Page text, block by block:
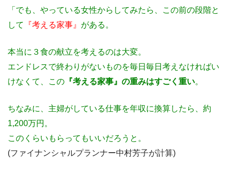
「でも、やっている女性からしてみたら、この前の段階と
して
『考える家事』 がある。
本当に３食の献立を考えるのは大変。
エンドレスで終わりがないものを毎日毎日考えなければい
けなくて、この 『考える家事』の重みはすごく重い。
ちなみに、主婦がしている仕事を年収に換算したら、約
1,200万円。
このくらいもらってもいいだろうと。
(ファイナンシャルプランナー中村芳子が計算)